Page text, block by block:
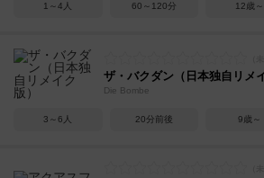
1～4人 60～120分 12歳～
ザ・バクダン（日本独自リメ
Die Bombe
3～6人 20分前後 9歳～